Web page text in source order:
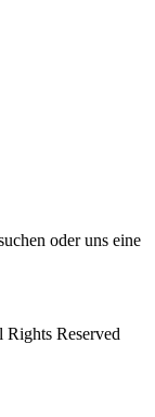
oder uns eine
Reserved